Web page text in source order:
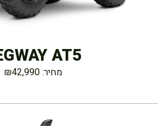
AT5
מחיר: ₪42,990